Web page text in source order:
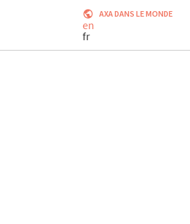
AXA DANS LE MONDE
en
fr